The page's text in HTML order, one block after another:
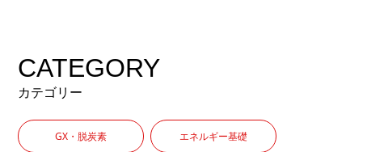
CATEGORY
カテゴリー
GX・脱炭素 エネルギー基礎